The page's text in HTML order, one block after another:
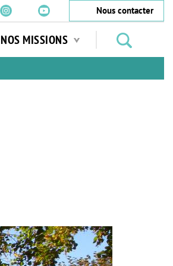
Nous contacter
NOS MISSIONS
jardins